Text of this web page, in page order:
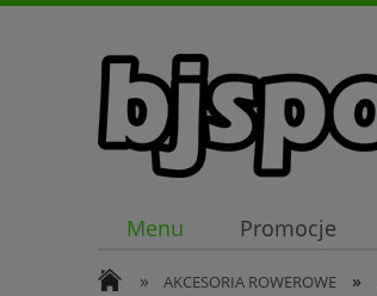
Menu Promocje
» AKCESORIA ROWEROWE »